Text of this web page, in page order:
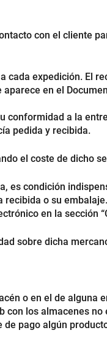
con el cliente
expedición. El
en el
a la
pedida y recibida.
el coste de
condición
o su
en la sección
sobre dicha
o en el de
los almacenes
pago algún